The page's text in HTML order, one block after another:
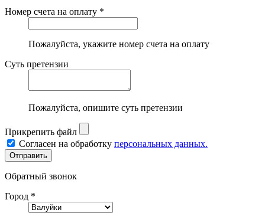
Номер счета на оплату *
Пожалуйста, укажите номер счета на оплату
Суть претензии
Пожалуйста, опишите суть претензии
Прикрепить файл
Согласен на обработку персональных данных.
Обратный звонок
Город *